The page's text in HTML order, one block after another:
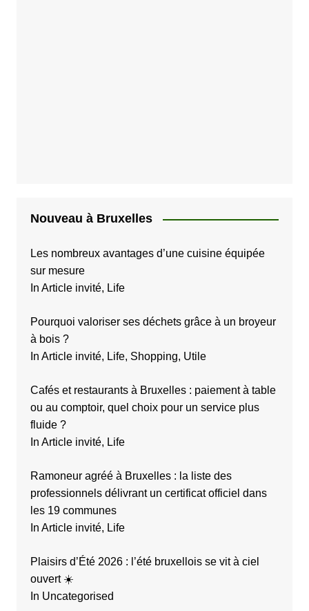
Nouveau à Bruxelles
Les nombreux avantages d’une cuisine équipée
sur mesure
In Article invité, Life
Pourquoi valoriser ses déchets grâce à un broyeur
à bois ?
In Article invité, Life, Shopping, Utile
Cafés et restaurants à Bruxelles : paiement à table
ou au comptoir, quel choix pour un service plus
fluide ?
In Article invité, Life
Ramoneur agréé à Bruxelles : la liste des
professionnels délivrant un certificat officiel dans
les 19 communes
In Article invité, Life
Plaisirs d’Été 2026 : l’été bruxellois se vit à ciel
ouvert ☀️
In Uncategorised